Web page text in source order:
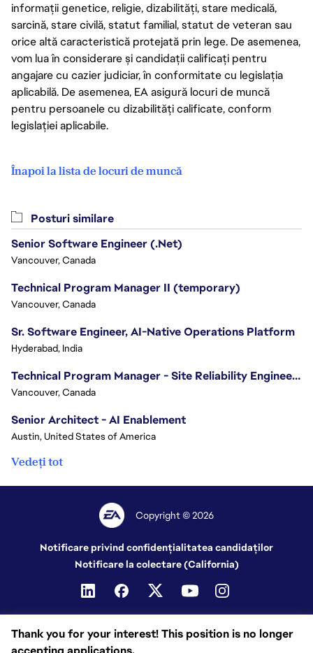
informații genetice, religie, dizabilități, stare medicală,
sarcină, stare civilă, statut familial, statut de veteran sau
orice altă caracteristică protejată prin lege. De asemenea,
vom lua în considerare și candidații calificați pentru
angajare cu cazier judiciar, în conformitate cu legislația
aplicabilă. De asemenea, EA asigură locuri de muncă
pentru persoanele cu dizabilități calificate, conform
legislației aplicabile.
Înapoi la lista de locuri de muncă
Thank you for your interest! This position is no longer
Posturi similare
Senior Software Engineer (.Net)
Vancouver, Canada
Technical Program Manager II (temporary)
Vancouver, Canada
Sr. Software Engineer, AI-Native Operations Platform
Hyderabad, India
Technical Program Manager - Site Reliability Engineering (SRE)
Vancouver, Canada
Senior Architect - AI Enablement
Austin, United States of America
Vedeți tot
Copyright © 2026
Notificare privind confidențialitatea candidaților
Notificare la colectare (California)